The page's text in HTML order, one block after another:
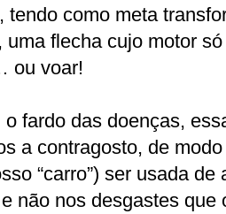
tendo como meta
uma flecha cujo motor
ou voar!
o fardo das doenças,
a contragosto, de
“carro”) ser usada de
não nos desgastes que